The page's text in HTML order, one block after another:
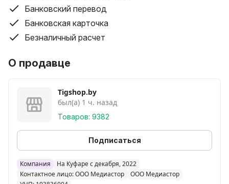
Банковский перевод
Банковская карточка
Безналичный расчет
О продавце
Tigshop.by
был(а) 1 ч. назад
Товаров: 9382
Подписаться
Компания
На Куфаре с декабря, 2022
Контактное лицо: ООО Медиастор
ООО Медиастор